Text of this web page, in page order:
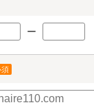
ー
須